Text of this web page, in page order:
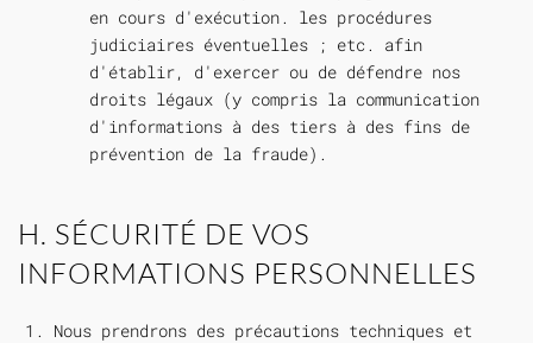
en cours d'exécution. les procédures
judiciaires éventuelles ; etc. afin
d'établir, d'exercer ou de défendre nos
droits légaux (y compris la communication
d'informations à des tiers à des fins de
prévention de la fraude).
H. SÉCURITÉ DE VOS
INFORMATIONS PERSONNELLES
Nous prendrons des précautions techniques et